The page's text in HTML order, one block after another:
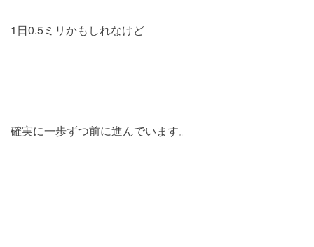
1日0.5ミリかもしれなけど
確実に一歩ずつ前に進んでいます。